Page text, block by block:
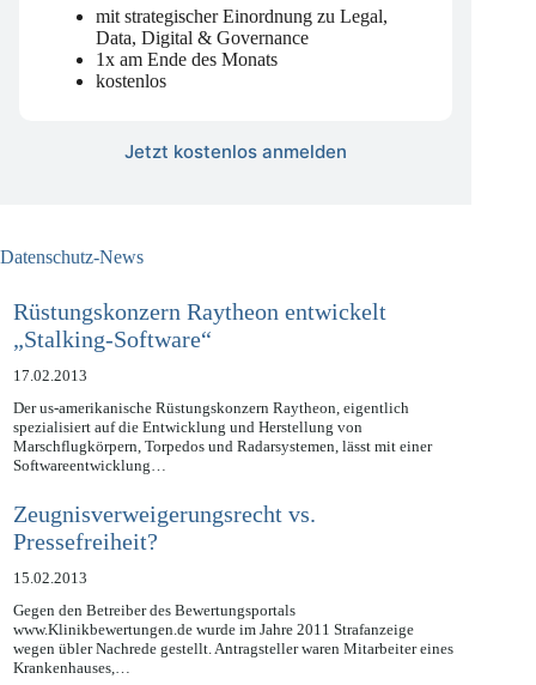
mit strategischer Einordnung zu Legal,
Data, Digital & Governance
1x am Ende des Monats
Rüstungskonzern Raytheon entwickelt
„Stalking-Software“
17.02.2013
Der us-amerikanische Rüstungskonzern Raytheon, eigentlich
spezialisiert auf die Entwicklung und Herstellung von
Marschflugkörpern, Torpedos und Radarsystemen, lässt mit einer
Zeugnisverweigerungsrecht vs.
Pressefreiheit?
15.02.2013
Gegen den Betreiber des Bewertungsportals
www.Klinikbewertungen.de wurde im Jahre 2011 Strafanzeige
wegen übler Nachrede gestellt. Antragsteller waren Mitarbeiter eines